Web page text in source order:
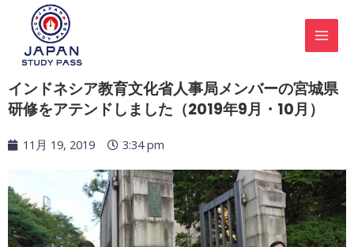
ッ
プ
インドネシア教育文化省人事局メンバーの宮城県
研修をアテンドしました（2019年9月・10月）
11月 19, 2019 3:34 pm